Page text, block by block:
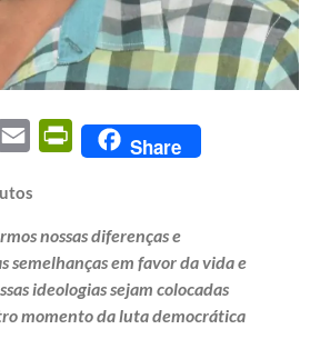
Email PrintFriendly
Share
nossas diferenças e
semelhanças em favor da vida e
ideologias sejam colocadas
momento da luta democrática